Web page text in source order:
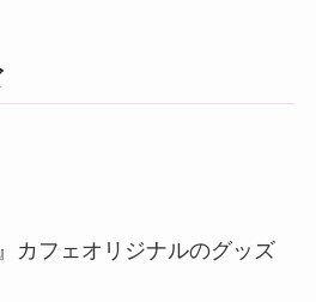
カフェオリジナルのグッズ